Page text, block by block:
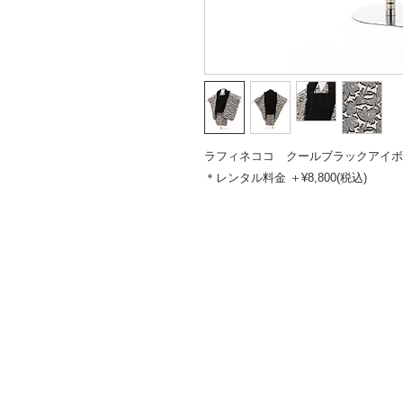
ラフィネココ クールブラックアイ
＊レンタル料金 ＋¥8,800(税込)